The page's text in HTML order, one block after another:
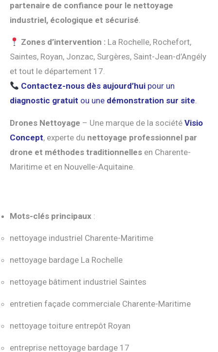
partenaire de confiance pour le nettoyage
industriel, écologique et sécurisé.
Zones d’intervention : La Rochelle, Rochefort,
Saintes, Royan, Jonzac, Surgères, Saint-Jean-d’Angély
et tout le département 17.
Contactez-nous dès aujourd’hui pour un
diagnostic gratuit ou une démonstration sur site.
Drones Nettoyage – Une marque de la société Visio
Concept, experte du nettoyage professionnel par
drone et méthodes traditionnelles en Charente-
Maritime et en Nouvelle-Aquitaine.
Mots-clés principaux :
nettoyage industriel Charente-Maritime
nettoyage bardage La Rochelle
nettoyage bâtiment industriel Saintes
entretien façade commerciale Charente-Maritime
nettoyage toiture entrepôt Royan
entreprise nettoyage bardage 17